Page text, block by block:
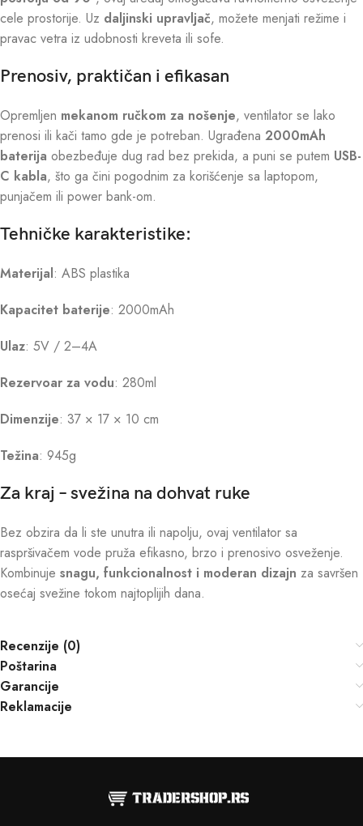
cele prostorije. Uz daljinski upravljač, možete menjati režime i
pravac vetra iz udobnosti kreveta ili sofe.
Prenosiv, praktičan i efikasan
Opremljen mekanom ručkom za nošenje, ventilator se lako
prenosi ili kači tamo gde je potreban. Ugrađena 2000mAh
baterija obezbeđuje dug rad bez prekida, a puni se putem USB-
C kabla, što ga čini pogodnim za korišćenje sa laptopom,
punjačem ili power bank-om.
Tehničke karakteristike:
Materijal: ABS plastika
Kapacitet baterije: 2000mAh
Ulaz: 5V / 2–4A
Rezervoar za vodu: 280ml
Dimenzije: 37 × 17 × 10 cm
Težina: 945g
Za kraj – svežina na dohvat ruke
Bez obzira da li ste unutra ili napolju, ovaj ventilator sa
raspršivačem vode pruža efikasno, brzo i prenosivo osveženje.
Kombinuje snagu, funkcionalnost i moderan dizajn za savršen
osećaj svežine tokom najtoplijih dana.
Recenzije (0)
Poštarina
Garancije
Reklamacije